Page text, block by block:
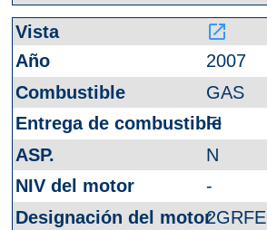
launch
2007
GAS
FI
N
-
2GRFE